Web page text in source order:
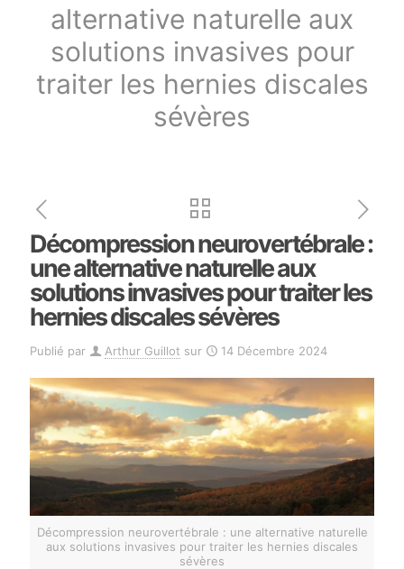
alternative naturelle aux
solutions invasives pour
traiter les hernies discales
sévères
Décompression neurovertébrale :
une alternative naturelle aux
solutions invasives pour traiter les
hernies discales sévères
Publié par Arthur Guillot sur 14 Décembre 2024
Décompression neurovertébrale : une alternative naturelle
aux solutions invasives pour traiter les hernies discales
sévères